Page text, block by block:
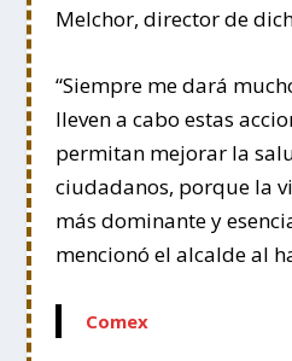
Melchor, director de
“Siempre me dará
lleven a cabo estas
permitan mejorar la
ciudadanos, porque la
más dominante y
mencionó el alcalde al
Comex